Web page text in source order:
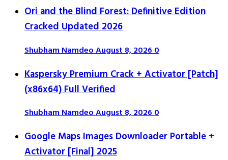
Ori and the Blind Forest: Definitive Edition
Cracked Updated 2026
Shubham NamdeoAugust 8, 20260
Kaspersky Premium Crack + Activator [Patch]
(x86x64) Full Verified
Shubham NamdeoAugust 8, 20260
Google Maps Images Downloader Portable +
Activator [Final] 2025